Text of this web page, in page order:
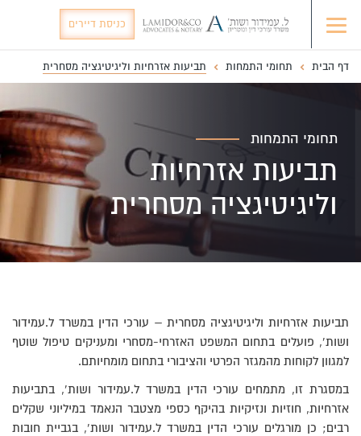
כניסת דיירים
דף הבית תחומי התמחות תביעות אזרחיות וליגיטיגציה מסחרית
תחומי התמחות
תביעות אזרחיות
וליגיטיגציה מסחרית
תביעות אזרחיות וליגיטיגציה מסחרית – עורכי הדין במשרד ל.עמידור
ושות’, פועלים בתחום המשפט האזרחי-מסחרי ומעניקים טיפול שוטף
למגוון לקוחות מהמגזר הפרטי והציבורי בתחום מומחיותם.
במסגרת זו, מתמחים עורכי הדין במשרד ל.עמידור ושות’, בתביעות
אזרחיות, חוזיות ונזיקיות בהיקף כספי מצטבר הנאמד במיליוני שקלים
רבים; כן מורגלים עורכי הדין במשרד ל.עמידור ושות’, בגביית חובות